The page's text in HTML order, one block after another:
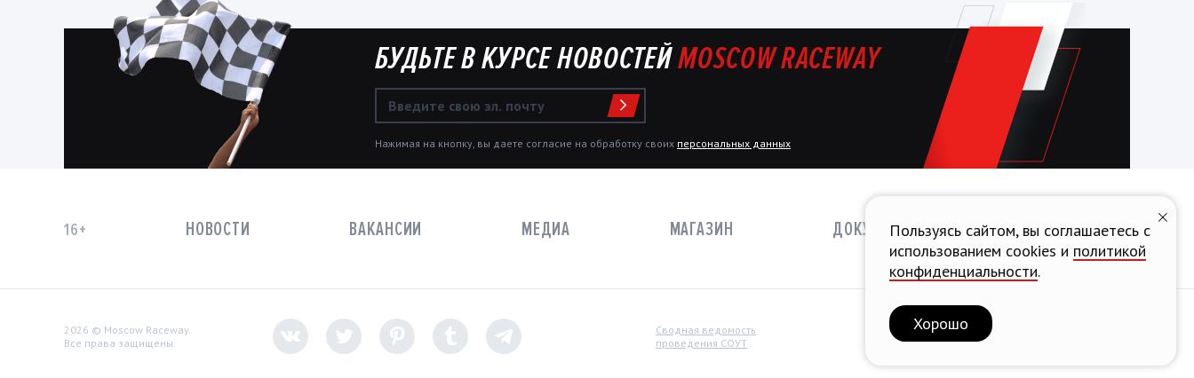
БУДЬТЕ В КУРСЕ НОВОСТЕЙMOSCOW RACEWAY
Нажимая на кнопку, вы даете согласие на обработку своих персональных данных
16+ НОВОСТИ ВАКАНСИИ МЕДИА МАГАЗИН ДОКУМЕНТЫ АККРЕДИТАЦИЯ
Сводная ведомость
проведения СОУТ
Разработка концепции
и создание сайта
2026 © Moscow Raceway.
Все права защищены.
Пользуясь сайтом, вы соглашаетесь с
использованием cookies и политикой
конфиденциальности.
Хорошо